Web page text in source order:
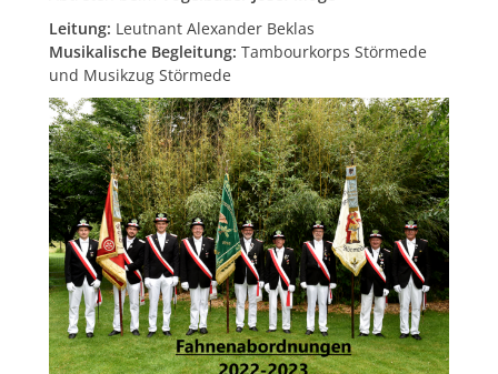
Leitung: Leutnant Alexander Beklas
Musikalische Begleitung: Tambourkorps Störmede
und Musikzug Störmede